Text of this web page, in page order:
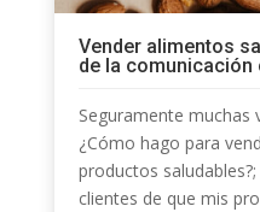
Vender alimentos
de la comunicación
Seguramente muchas
¿Cómo hago para
productos
clientes de que mis